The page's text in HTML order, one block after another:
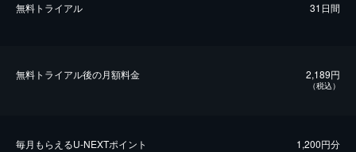
無料トライアル 31日間
無料トライアル後の⽉額料金 2,189円
（税込）
毎⽉もらえるU-NEXTポイント 1,200円分